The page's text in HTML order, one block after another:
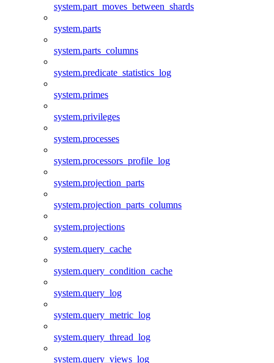
system.part_moves_between_shards
system.parts
system.parts_columns
system.predicate_statistics_log
system.primes
system.privileges
system.processes
system.processors_profile_log
system.projection_parts
system.projection_parts_columns
system.projections
system.query_cache
system.query_condition_cache
system.query_log
system.query_metric_log
system.query_thread_log
system.query_views_log